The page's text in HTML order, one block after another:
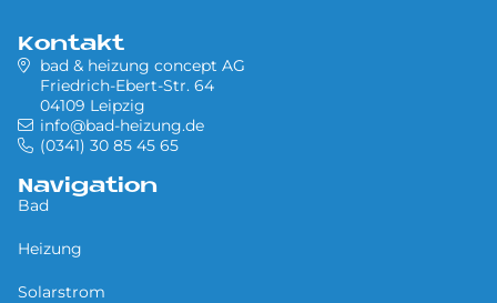
Kontakt
bad & heizung concept AG
Friedrich-Ebert-Str. 64
04109 Leipzig
info@bad-heizung.de
(0341) 30 85 45 65
Navigation
Bad
Heizung
Solarstrom